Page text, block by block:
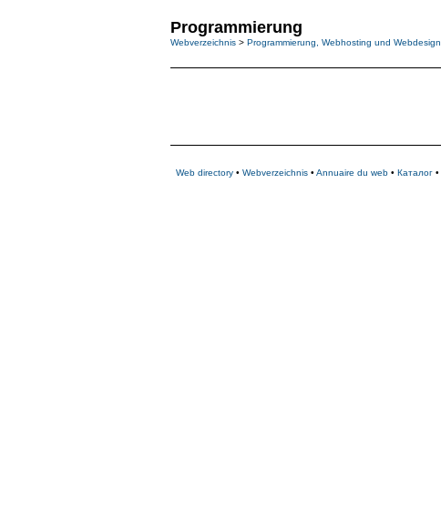
Programmierung
Webverzeichnis > Programmierung, Webhosting und Webdesign
Web directory • Webverzeichnis • Annuaire du web • Каталог •